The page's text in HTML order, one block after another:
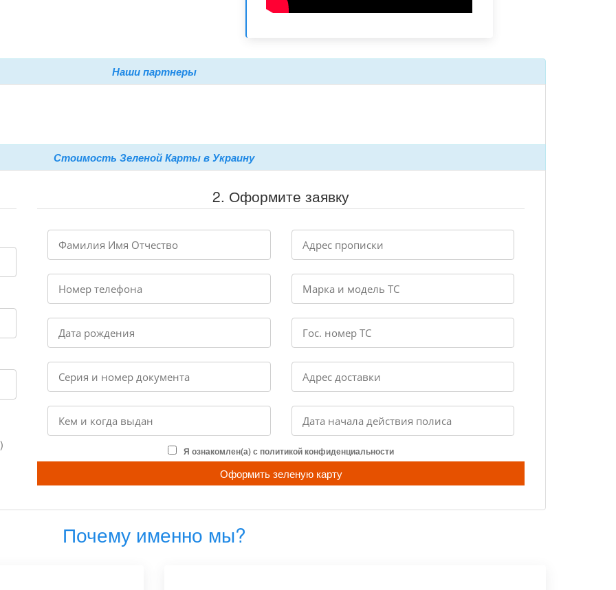
Наши партнеры
Стоимость Зеленой Карты в Украину
2. Оформите заявку
Я ознакомлен(а) с политикой конфиденциальности
Оформить зеленую карту
Почему именно мы?